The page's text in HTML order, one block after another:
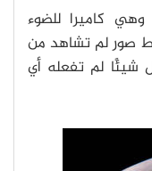
وهي كاميرا للضوء
صور لم تشاهد من
شيئًا لم تفعله أي